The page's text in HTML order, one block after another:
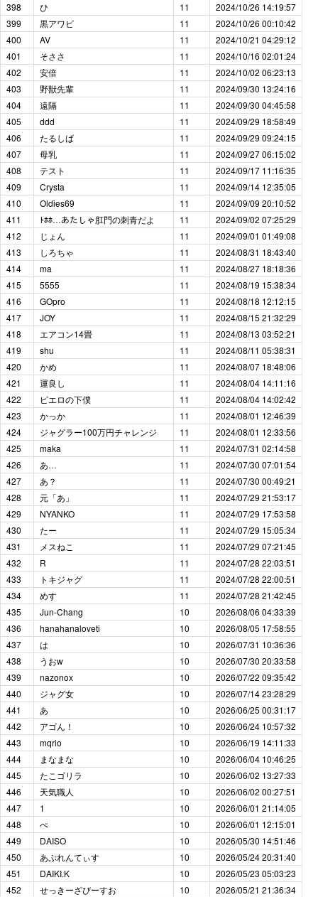
398 ひ 11
2024/10/26 14:19:57
399
黒アワビ 11
2024/10/26 00:10:42
400
AV 11
2024/10/21 04:29:12
401
そささ 11
2024/10/16 02:01:24
402
安倍 11
2024/10/02 06:23:13
403
野獣先輩 11
2024/09/30 13:24:16
404
遠隔 11
2024/09/30 04:45:58
405
ddd 11
2024/09/29 18:58:49
406
たるしば 11
2024/09/29 09:24:15
407
母乳 11
2024/09/27 06:15:02
408
テスト 11
2024/09/17 11:16:35
409
Crysta 11
2024/09/14 12:35:05
410
Oldies69 11
2024/09/09 20:10:52
411
ﾄﾎﾎ…あたしゃ肛門の刺青だよ 11
2024/09/02 07:25:29
412
じょん 11
2024/09/01 01:49:08
413
しろちゃ 11
2024/08/31 18:43:40
414
ma 11
2024/08/27 18:18:36
415
5555 11
2024/08/19 15:38:34
416
GOpro 11
2024/08/18 12:12:15
417
JOY 11
2024/08/15 21:32:29
418
エアコン14畳 11
2024/08/13 03:52:21
419
shu 11
2024/08/11 05:38:31
420
かめ 11
2024/08/07 18:48:06
421
運良し 11
2024/08/04 14:11:16
422
ピエロの下僕 11
2024/08/04 14:02:42
423
かっか 11
2024/08/01 12:46:39
424
ジャグラー100万円チャレンジ 11
2024/08/01 12:33:56
425
maka 11
2024/07/31 02:14:58
426
あ… 11
2024/07/30 07:01:54
427
あ？ 11
2024/07/30 00:49:21
428
元「あ」 11
2024/07/29 21:53:17
429
NYANKO 11
2024/07/29 17:53:58
430
たー 11
2024/07/29 15:05:34
431
メスねこ 11
2024/07/29 07:21:45
432
R 11
2024/07/28 22:03:51
433
トキジャグ 11
2024/07/28 22:00:51
434
めす 11
2024/07/28 21:42:45
435
Jun-Chang 10
2026/08/06 04:33:39
436
hanahanaloveti 10
2026/08/05 17:58:55
437
は 10
2026/07/31 10:36:36
438
うおw 10
2026/07/30 20:33:58
439
nazonox 10
2026/07/22 09:35:42
440
ジャグ女 10
2026/07/14 23:28:29
441
あ 10
2026/06/25 00:31:17
442
アゴん！ 10
2026/06/24 10:57:32
443
mqrio 10
2026/06/19 14:11:33
444
まなまな 10
2026/06/04 10:46:25
445
たこゴリラ 10
2026/06/02 13:27:33
446
天気職人 10
2026/06/02 00:27:51
447
1 10
2026/06/01 21:14:05
448
ぺ 10
2026/06/01 12:15:01
449
DAISO 10
2026/05/30 14:51:46
450
あぷれんてぃす 10
2026/05/24 20:31:40
451
DAIKI.K 10
2026/05/23 05:03:23
452
せっきーざびーすお 10
2026/05/21 21:36:34